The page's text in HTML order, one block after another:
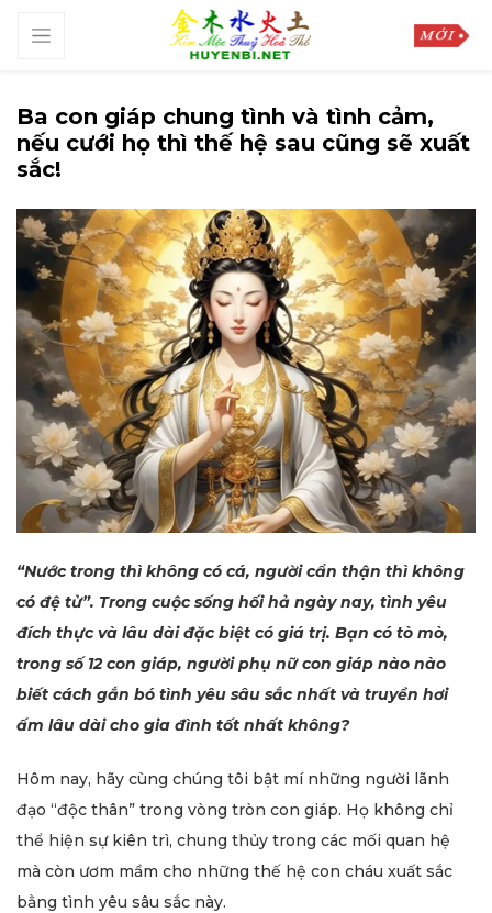
Ba con giáp chung tình và tình cảm,
nếu cưới họ thì thế hệ sau cũng sẽ xuất
sắc!
“Nước trong thì không có cá, người cẩn thận thì không
có đệ tử”. Trong cuộc sống hối hả ngày nay, tình yêu
đích thực và lâu dài đặc biệt có giá trị. Bạn có tò mò,
trong số 12 con giáp, người phụ nữ con giáp nào nào
biết cách gắn bó tình yêu sâu sắc nhất và truyền hơi
ấm lâu dài cho gia đình tốt nhất không?
Hôm nay, hãy cùng chúng tôi bật mí những người lãnh
đạo “độc thân” trong vòng tròn con giáp. Họ không chỉ
thể hiện sự kiên trì, chung thủy trong các mối quan hệ
mà còn ươm mầm cho những thế hệ con cháu xuất sắc
bằng tình yêu sâu sắc này.